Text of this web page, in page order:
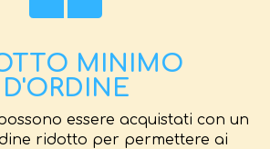
MINIMO
D'ORDINE
essere acquistati con un
ridotto per permettere ai